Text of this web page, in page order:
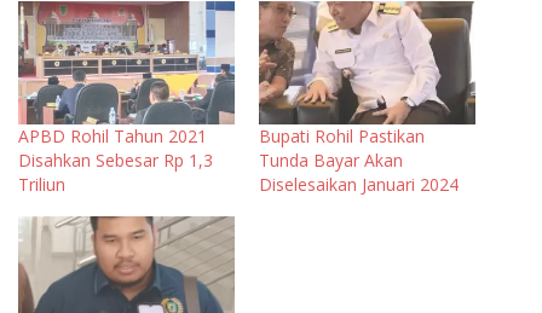
APBD Rohil Tahun 2021
Disahkan Sebesar Rp 1,3
Triliun
Bupati Rohil Pastikan
Tunda Bayar Akan
Diselesaikan Januari 2024